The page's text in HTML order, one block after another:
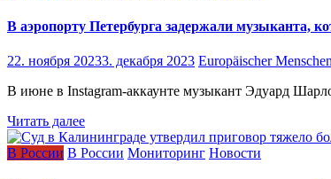
В аэропорту Петербурга задержали музыканта,
22. ноября 20233. декабря 2023 Europäischer
В июне в Instagram-аккаунте музыкант Эдуард
Читать далее
В России В России Мониторинг Новости